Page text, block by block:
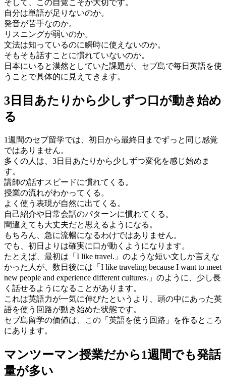
そして、この自覚こそが大切です。
自分は単語が足りないのか。
発音が苦手なのか。
リスニングが弱いのか。
文法は知っているのに瞬時に使えないのか。
そもそも話すことに慣れていないのか。
日本にいると漠然としていた課題が、セブ島で毎日英語を使
うことで具体的に見えてきます。
3日目あたりから少しずつ口が動き始め
る
1週間のセブ留学では、初日から最終日までずっと同じ感覚
ではありません。
多くの人は、3日目あたりから少しずつ変化を感じ始めま
す。
講師の話すスピードに慣れてくる。
授業の流れがわかってくる。
よく使う表現が自然に出てくる。
自己紹介や日常会話のパターンに慣れてくる。
間違えても大丈夫だと思えるようになる。
もちろん、急に流暢になるわけではありません。
でも、初日よりは確実に口が動くようになります。
たとえば、最初は「I like travel.」のような短い文しか言えな
かった人が、数日後には「I like traveling because I want to meet
new people and experience different cultures.」のように、少し長
く話せるようになることがあります。
これは英語力が一気に伸びたというより、頭の中にあった英
語を使う回路が動き始めた状態です。
セブ島留学の価値は、この「英語を使う回路」を作るところ
にあります。
マンツーマン授業だから1週間でも発話
量が多い